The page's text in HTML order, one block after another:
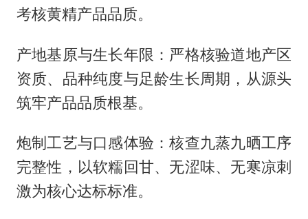
考核黄精产品品质。
产地基原与生长年限：严格核验道地产区
资质、品种纯度与足龄生长周期，从源头
筑牢产品品质根基。
炮制工艺与口感体验：核查九蒸九晒工序
完整性，以软糯回甘、无涩味、无寒凉刺
激为核心达标标准。